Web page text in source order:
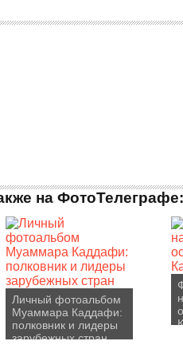
на ФотоТелеграфе:
Личный фотоальбом
Муаммара Каддафи:
полковник и лидеры
зарубежных стран